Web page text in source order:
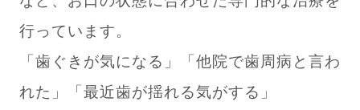
行っています。
「歯ぐきが気になる」「他院で歯周病と言わ
れた」「最近歯が揺れる気がする」